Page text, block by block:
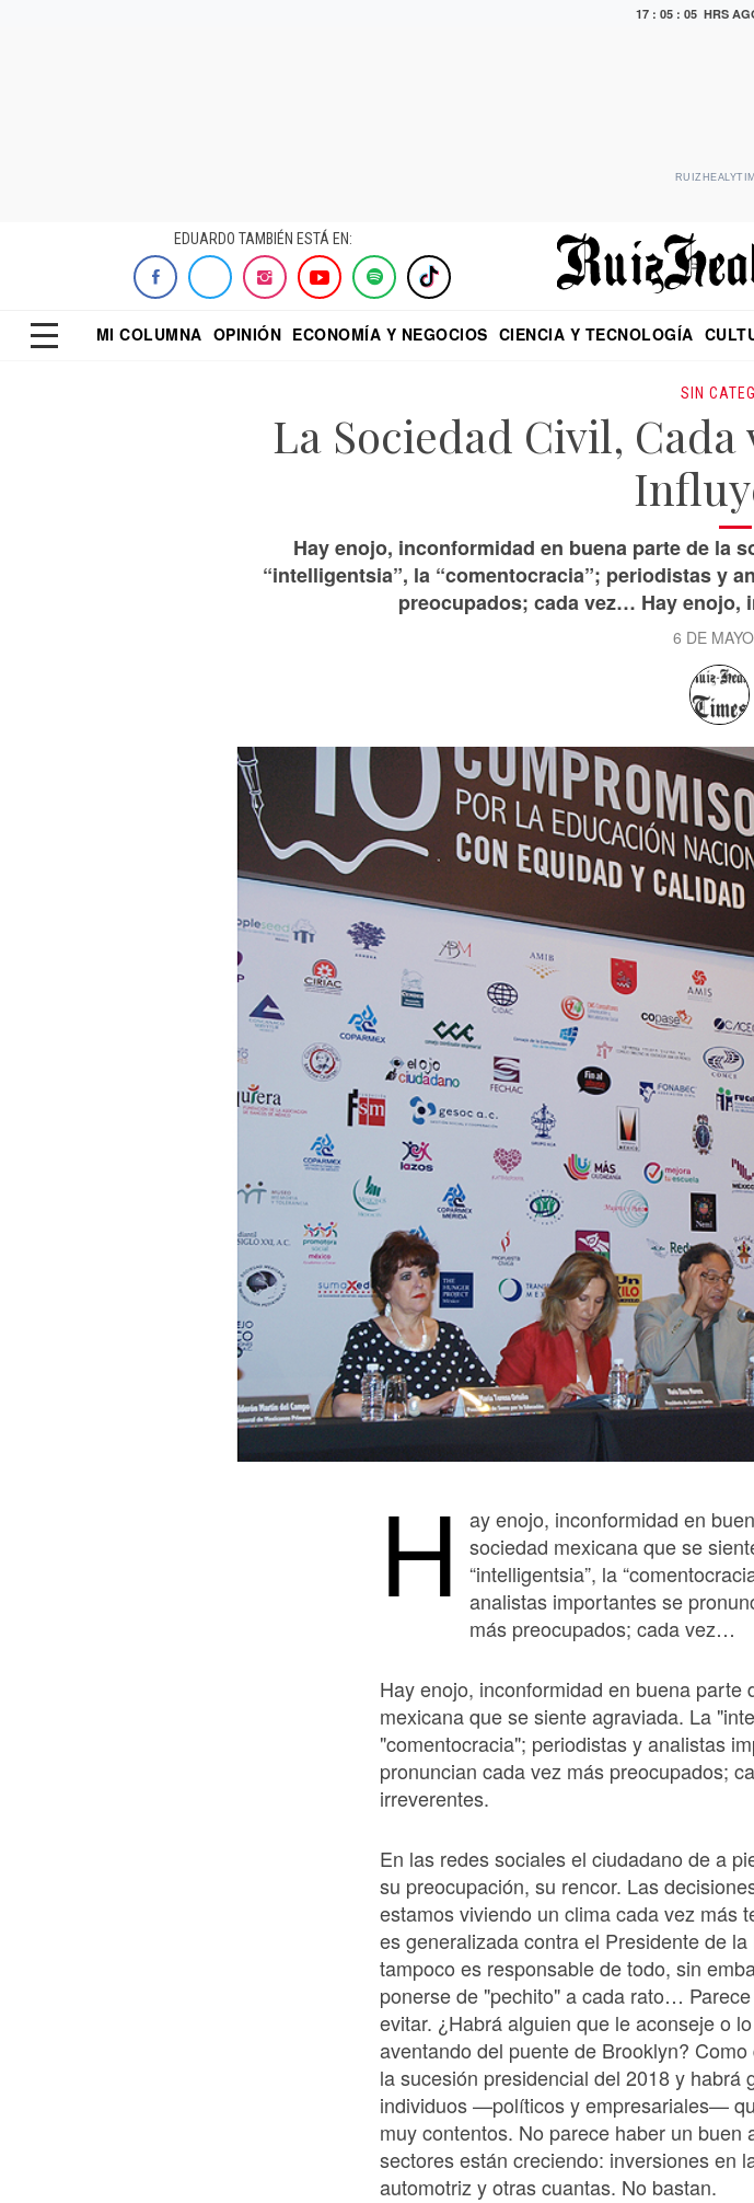
17 : 05 : 07 HRS
EDUARDO TAMBIÉN ESTÁ EN:
MI COLUMNA OPINIÓN ECONOMÍA Y NEGOCIOS CIENCIA Y TECNOLOGÍA
SIN
La Sociedad Civil,
Hay enojo, inconformidad en buena parte de la
“intelligentsia”, la “comentocracia”; periodistas y
preocupados; cada vez… Hay enojo,
6 DE
H
ay enojo, inconformidad en
sociedad mexicana que se
“intelligentsia”, la
analistas importantes se
más preocupados; cada vez…
Hay enojo, inconformidad en buena parte
mexicana que se siente agraviada. La
"comentocracia"; periodistas y analistas
pronuncian cada vez más preocupados;
irreverentes.
En las redes sociales el ciudadano de a
su preocupación, su rencor. Las
estamos viviendo un clima cada vez más
es generalizada contra el Presidente de
tampoco es responsable de todo, sin
ponerse de "pechito" a cada rato…
evitar. ¿Habrá alguien que le aconseje o
aventando del puente de Brooklyn?
la sucesión presidencial del 2018 y habrá
individuos —políticos y empresariales—
muy contentos. No parece haber un buen
sectores están creciendo: inversiones en
automotriz y otras cuantas. No bastan.